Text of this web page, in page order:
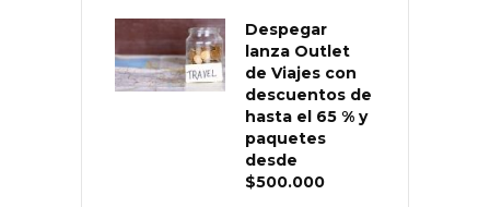
Despegar
lanza Outlet
de Viajes con
descuentos de
hasta el 65 % y
paquetes
desde
$500.000